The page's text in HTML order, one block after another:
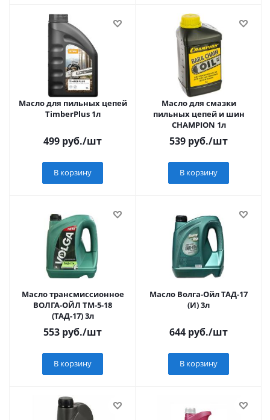
Масло для пильных цепей
TimberPlus 1л
499 руб./шт
В корзину
Масло для смазки
пильных цепей и шин
CHAMPION 1л
539 руб./шт
В корзину
Масло трансмиссионное
ВОЛГА-ОЙЛ ТМ-5-18
(ТАД-17) 3л
553 руб./шт
В корзину
Масло Волга-Ойл ТАД-17
(И) 3л
644 руб./шт
В корзину